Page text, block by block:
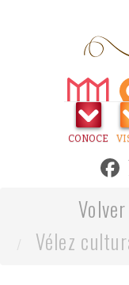
CONOCE
Volver
Vélez